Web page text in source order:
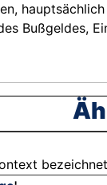
Bußgeldes,